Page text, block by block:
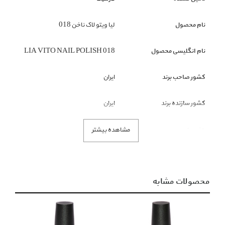
مشاهده بیشتر
نام محصول لیا ویتو لاک ناخن 018
نام انگلیسی محصول LIA VITO NAIL POLISH 018
کشور صاحب برند ایران
کشور سازنده برند ایران
زنانه
زیر گروه محصول
محصولات مشابه